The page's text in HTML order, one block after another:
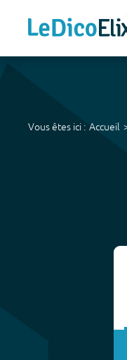
Vous êtes ici : Accueil